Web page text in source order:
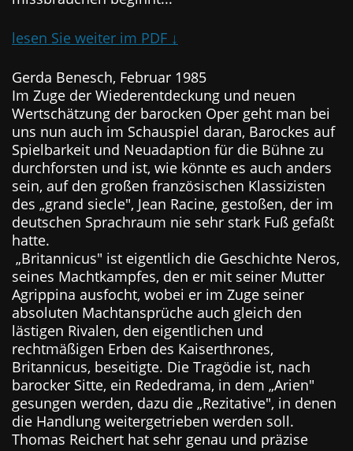
lesen Sie weiter im PDF ↓
Gerda Benesch, Februar 1985
Im Zuge der Wiederentdeckung und neuen
Wertschätzung der barocken Oper geht man bei
uns nun auch im Schauspiel daran, Barockes auf
Spielbarkeit und Neuadaption für die Bühne zu
durchforsten und ist, wie könnte es auch anders
sein, auf den großen französischen Klassizisten
des „grand siecle", Jean Racine, gestoßen, der im
deutschen Sprachraum nie sehr stark Fuß gefaßt
hatte.
„Britannicus" ist eigentlich die Geschichte Neros,
seines Machtkampfes, den er mit seiner Mutter
Agrippina ausfocht, wobei er im Zuge seiner
absoluten Machtansprüche auch gleich den
lästigen Rivalen, den eigentlichen und
rechtmäßigen Erben des Kaiserthrones,
Britannicus, beseitigte. Die Tragödie ist, nach
barocker Sitte, ein Rededrama, in dem „Arien"
gesungen werden, dazu die „Rezitative", in denen
die Handlung weitergetrieben werden soll.
Thomas Reichert hat sehr genau und präzise